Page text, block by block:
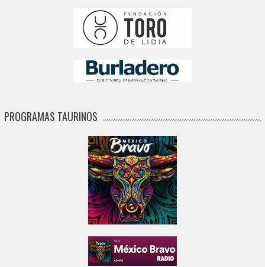
PROGRAMAS TAURINOS